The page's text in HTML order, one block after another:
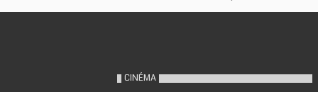
CINÉMA